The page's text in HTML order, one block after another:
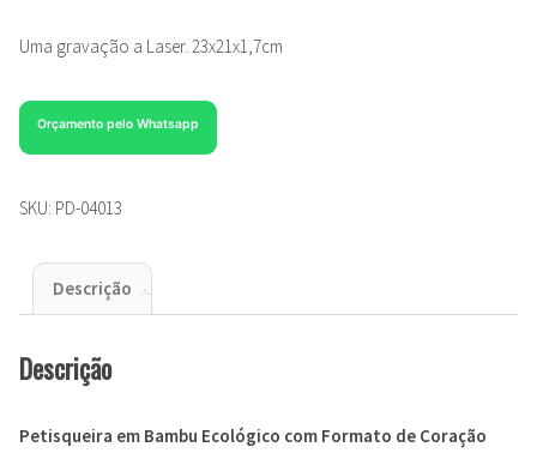
Uma gravação a Laser. 23x21x1,7cm
Orçamento pelo Whatsapp
SKU: PD-04013
Descrição
Descrição
Petisqueira em Bambu Ecológico com Formato de Coração